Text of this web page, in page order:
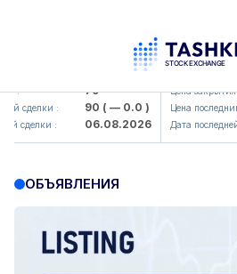
79
сделки : 90( — 0.0 )
сделки : 06.08.2026
UZMK
Цена закрытия :
Цена последний
Дата последней
ОБЪЯВЛЕНИЯ